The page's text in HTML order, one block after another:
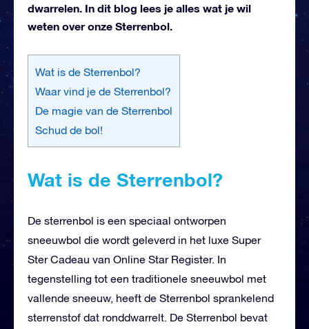
dwarrelen. In dit blog lees je alles wat je wil
weten over onze Sterrenbol.
Wat is de Sterrenbol?
Waar vind je de Sterrenbol?
De magie van de Sterrenbol
Schud de bol!
Wat is de Sterrenbol?
De sterrenbol is een speciaal ontworpen
sneeuwbol die wordt geleverd in het luxe Super
Ster Cadeau van Online Star Register. In
tegenstelling tot een traditionele sneeuwbol met
vallende sneeuw, heeft de Sterrenbol sprankelend
sterrenstof dat ronddwarrelt. De Sterrenbol bevat